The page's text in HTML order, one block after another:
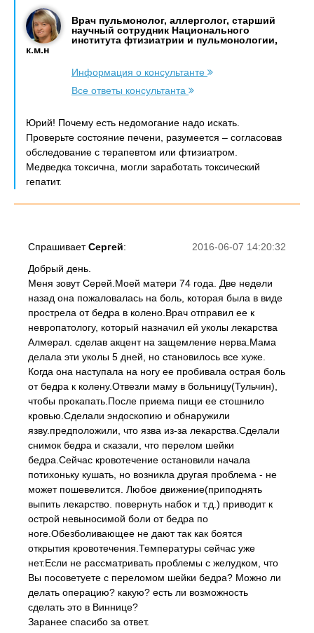
Врач пульмонолог, аллерголог, старший
научный сотрудник Национального
института фтизиатрии и пульмонологии,
к.м.н
Информация о консультанте
Все ответы консультанта
Юрий! Почему есть недомогание надо искать.
Проверьте состояние печени, разумеется – согласовав
обследование с терапевтом или фтизиатром.
Медведка токсична, могли заработать токсический
гепатит.
2016-06-07 14:20:32
СпрашиваетСергей:
Добрый день.
Меня зовут Серей.Моей матери 74 года. Две недели
назад она пожаловалась на боль, которая была в виде
прострела от бедра в колено.Врач отправил ее к
невропатологу, который назначил ей уколы лекарства
Алмерал. сделав акцент на защемление нерва.Мама
делала эти уколы 5 дней, но становилось все хуже.
Когда она наступала на ногу ее пробивала острая боль
от бедра к колену.Отвезли маму в больницу(Тульчин),
чтобы прокапать.После приема пищи ее стошнило
кровью.Сделали эндоскопию и обнаружили
язву.предположили, что язва из-за лекарства.Сделали
снимок бедра и сказали, что перелом шейки
бедра.Сейчас кровотечение остановили начала
потихоньку кушать, но возникла другая проблема - не
может пошевелится. Любое движение(приподнять
выпить лекарство. повернуть набок и т.д.) приводит к
острой невыносимой боли от бедра по
ноге.Обезболивающее не дают так как боятся
открытия кровотечения.Температуры сейчас уже
нет.Если не рассматривать проблемы с желудком, что
Вы посоветуете с переломом шейки бедра? Можно ли
делать операцию? какую? есть ли возможность
сделать это в Виннице?
Заранее спасибо за ответ.